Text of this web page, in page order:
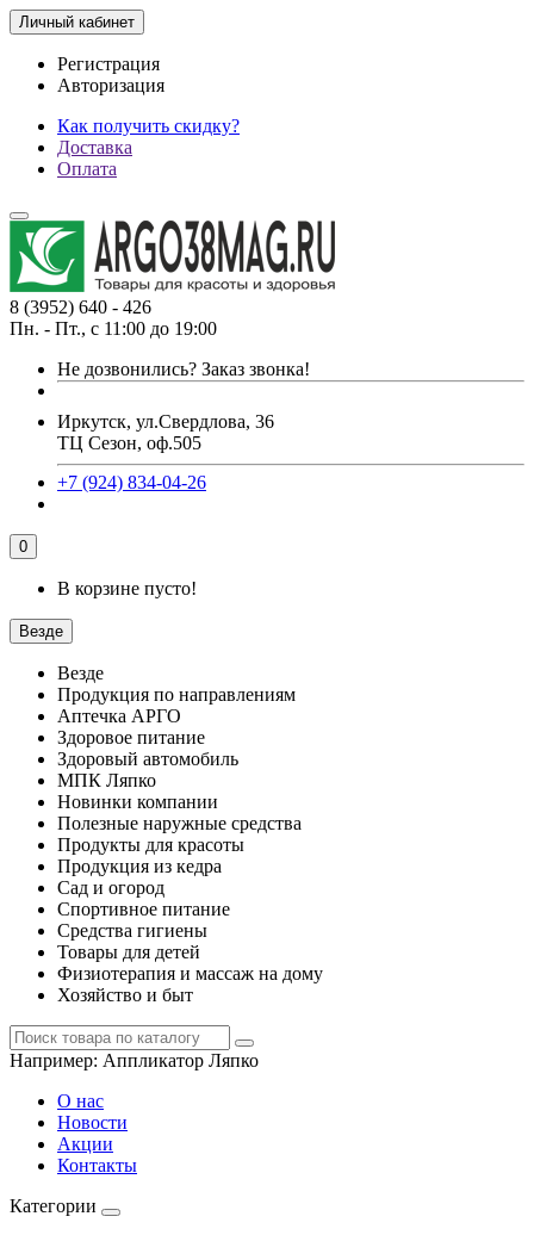
Личный кабинет
Регистрация
Авторизация
Как получить скидку?
Доставка
Оплата
8 (3952) 640 - 426
Пн. - Пт., с 11:00 до 19:00
Не дозвонились? Заказ звонка!
Иркутск, ул.Свердлова, 36
ТЦ Сезон, оф.505
+7 (924) 834-04-26
0
В корзине пусто!
Везде
Везде
Продукция по направлениям
Аптечка АРГО
Здоровое питание
Здоровый автомобиль
МПК Ляпко
Новинки компании
Полезные наружные средства
Продукты для красоты
Продукция из кедра
Сад и огород
Спортивное питание
Средства гигиены
Товары для детей
Физиотерапия и массаж на дому
Хозяйство и быт
Например: Аппликатор Ляпко
О нас
Новости
Акции
Контакты
Категории